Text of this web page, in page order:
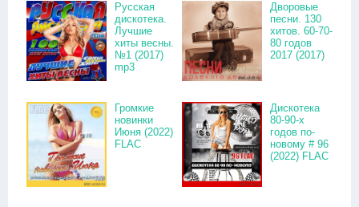
Русская
дискотека.
Лучшие
хиты весны.
№1 (2017)
mp3
Дворовые
песни. 130
хитов. 60-70-
80 годов
2017 (2017)
Громкие
новинки
Июня (2022)
FLAC
Дискотека
80-90-х
годов по-
новому # 96
(2022) FLAC